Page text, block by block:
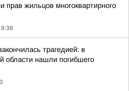
прав жильцов многоквартирного
трагедией: в
области нашли погибшего